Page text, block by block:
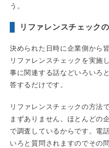
う。
リファレンスチェック
決められた日時に企業側から
リファレンスチェックを実施
事に関連する話などいろいろ
答するだけです。
リファレンスチェックの方法
まずありません。ほとんどの
で調査しているからです。電
いろと質問されますのでその